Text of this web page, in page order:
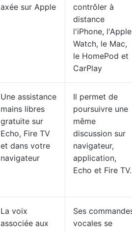
axée sur Apple
contrôler à
distance
l'iPhone, l'Apple
Watch, le Mac,
le HomePod et
CarPlay
Une assistance
mains libres
gratuite sur
Echo, Fire TV
et dans votre
navigateur
Il permet de
poursuivre une
même
discussion sur
navigateur,
application,
Echo et Fire TV.
La voix
associée aux
Ses
vocales se